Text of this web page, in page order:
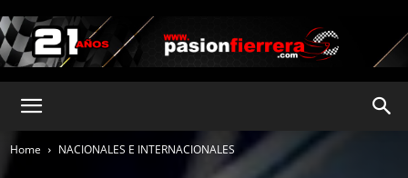
Home NACIONALES E INTERNACIONALES